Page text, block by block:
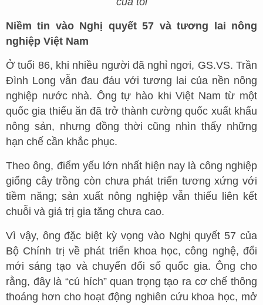
Niềm tin vào Nghị quyết 57 và tương lai nông
nghiệp Việt Nam
Ở tuổi 86, khi nhiều người đã nghỉ ngơi, GS.VS. Trần
Đình Long vẫn đau đáu với tương lai của nền nông
nghiệp nước nhà. Ông tự hào khi Việt Nam từ một
quốc gia thiếu ăn đã trở thành cường quốc xuất khẩu
nông sản, nhưng đồng thời cũng nhìn thấy những
hạn chế cần khắc phục.
Theo ông, điểm yếu lớn nhất hiện nay là công nghiệp
giống cây trồng còn chưa phát triển tương xứng với
tiềm năng; sản xuất nông nghiệp vẫn thiếu liên kết
chuỗi và giá trị gia tăng chưa cao.
Vì vậy, ông đặc biệt kỳ vọng vào Nghị quyết 57 của
Bộ Chính trị về phát triển khoa học, công nghệ, đổi
mới sáng tạo và chuyển đổi số quốc gia. Ông cho
rằng, đây là “cú hích” quan trọng tạo ra cơ chế thông
thoáng hơn cho hoạt động nghiên cứu khoa học, mở